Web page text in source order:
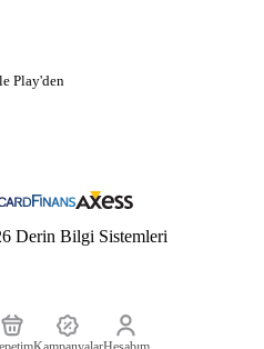
Play'den
Derin Bilgi Sistemleri